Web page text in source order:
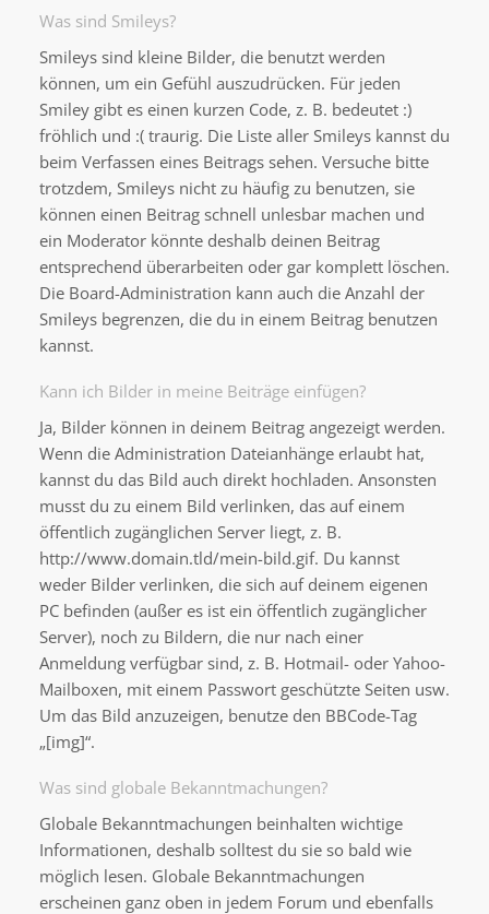
Was sind Smileys?
Smileys sind kleine Bilder, die benutzt werden
können, um ein Gefühl auszudrücken. Für jeden
Smiley gibt es einen kurzen Code, z. B. bedeutet :)
fröhlich und :( traurig. Die Liste aller Smileys kannst du
beim Verfassen eines Beitrags sehen. Versuche bitte
trotzdem, Smileys nicht zu häufig zu benutzen, sie
können einen Beitrag schnell unlesbar machen und
ein Moderator könnte deshalb deinen Beitrag
entsprechend überarbeiten oder gar komplett löschen.
Die Board-Administration kann auch die Anzahl der
Smileys begrenzen, die du in einem Beitrag benutzen
kannst.
Kann ich Bilder in meine Beiträge einfügen?
Ja, Bilder können in deinem Beitrag angezeigt werden.
Wenn die Administration Dateianhänge erlaubt hat,
kannst du das Bild auch direkt hochladen. Ansonsten
musst du zu einem Bild verlinken, das auf einem
öffentlich zugänglichen Server liegt, z. B.
http://www.domain.tld/mein-bild.gif. Du kannst
weder Bilder verlinken, die sich auf deinem eigenen
PC befinden (außer es ist ein öffentlich zugänglicher
Server), noch zu Bildern, die nur nach einer
Anmeldung verfügbar sind, z. B. Hotmail- oder Yahoo-
Mailboxen, mit einem Passwort geschützte Seiten usw.
Um das Bild anzuzeigen, benutze den BBCode-Tag
„[img]“.
Was sind globale Bekanntmachungen?
Globale Bekanntmachungen beinhalten wichtige
Informationen, deshalb solltest du sie so bald wie
möglich lesen. Globale Bekanntmachungen
erscheinen ganz oben in jedem Forum und ebenfalls